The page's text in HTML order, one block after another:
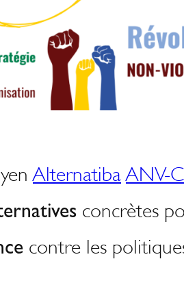
Alternatiba ANV-
concrètes
contre les